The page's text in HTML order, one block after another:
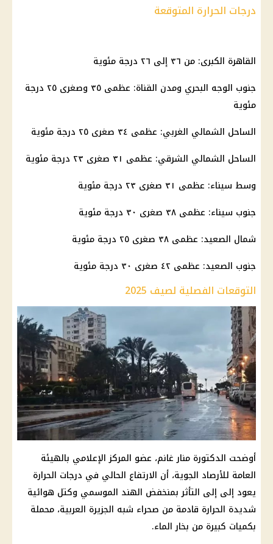
درجات الحرارة المتوقعة
القاهرة الكبرى: من ٣٦ إلى ٢٦ درجة مئوية
جنوب الوجه البحري ومدن القناة: عظمى ٣٥ وصغرى ٢٥ درجة
مئوية
الساحل الشمالي الغربي: عظمى ٣٤ صغرى ٢٥ درجة مئوية
الساحل الشمالي الشرقي: عظمى ٣١ صغرى ٢٣ درجة مئوية
وسط سيناء: عظمى ٣١ صغرى ٢٣ درجة مئوية
جنوب سيناء: عظمى ٣٨ صغرى ٣٠ درجة مئوية
شمال الصعيد: عظمى ٣٨ صغرى ٢٥ درجة مئوية
جنوب الصعيد: عظمى ٤٢ صغرى ٣٠ درجة مئوية
التوقعات الفصلية لصيف 2025
أوضحت الدكتورة منار غانم، عضو المركز الإعلامي بالهيئة
العامة للأرصاد الجوية، أن الارتفاع الحالي في درجات الحرارة
يعود إلى إلى التأثر بمنخفض الهند الموسمي وكتل هوائية
شديدة الحرارة قادمة من صحراء شبه الجزيرة العربية، محملة
بكميات كبيرة من بخار الماء.